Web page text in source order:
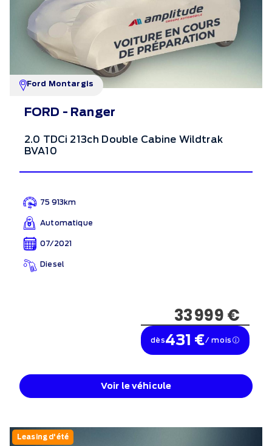
Ford Montargis
FORD - Ranger
2.0 TDCi 213ch Double Cabine Wildtrak
BVA10
75 913km
Automatique
07/2021
Diesel
33 999 €
dès431 €/ mois
Voir le véhicule
Leasing d'été